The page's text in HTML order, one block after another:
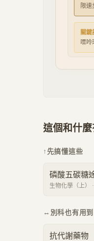
限速
關鍵
嘌呤
這個和什
↑ 先搞懂這些
磷酸五碳糖
生物化學（上） ·
↔ 別科也有用到
抗代謝藥物